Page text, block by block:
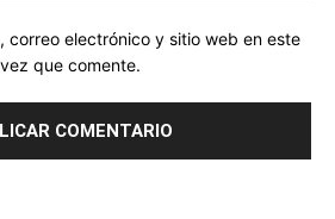
correo electrónico y sitio web en este
que comente.